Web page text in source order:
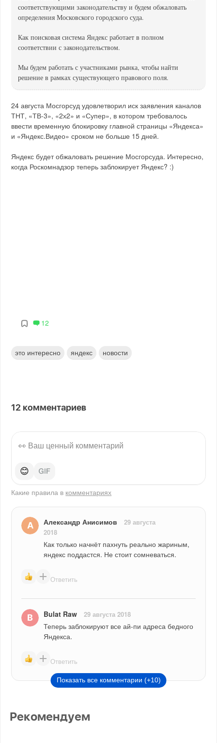
соответствующими законодательству и будем обжаловать
определения Московского городского суда.
Как поисковая система Яндекс работает в полном
соответствии с законодательством.
Мы будем работать с участниками рынка, чтобы найти
решение в рамках существующего правового поля.
24 августа Мосгорсуд удовлетворил иск заявления каналов
ТНТ, «ТВ-3», «2х2» и «Супер», в котором требовалось
ввести временную блокировку главной страницы «Яндекса»
и «Яндекс.Видео» сроком не больше 15 дней.
Яндекс будет обжаловать решение Мосгорсуда. Интересно,
когда Роскомнадзор теперь заблокирует Яндекс? :)
12
это интересно яндекс новости
12 комментариев
😊
Какие правила в комментариях
Александр Анисимов
29 августа
2018
Как только начнёт пахнуть реально жариным,
яндекс поддастся. Не стоит сомневаться.
Ответить
Bulat Raw 29 августа 2018
Теперь заблокируют все ай-пи адреса бедного
Яндекса.
Ответить
Показать все комментарии (+10)
Рекомендуем